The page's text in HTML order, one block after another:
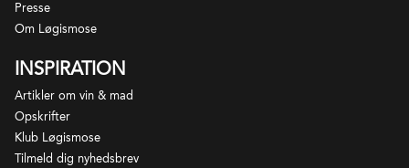
Presse
Om Løgismose
INSPIRATION
Artikler om vin & mad
Opskrifter
Klub Løgismose
Tilmeld dig nyhedsbrev